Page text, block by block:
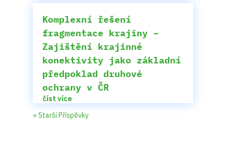
Komplexní řešení
fragmentace krajiny –
Zajištění krajinné
konektivity jako základní
předpoklad druhové
ochrany v ČR
číst více
« Starší Příspěvky